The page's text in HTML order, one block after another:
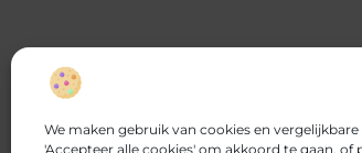
We maken gebruik van cookies en
'Accepteer alle cookies' om akkoord te gaan, of